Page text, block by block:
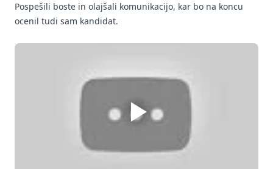
Pospešili boste in olajšali komunikacijo, kar bo na koncu
ocenil tudi sam kandidat.